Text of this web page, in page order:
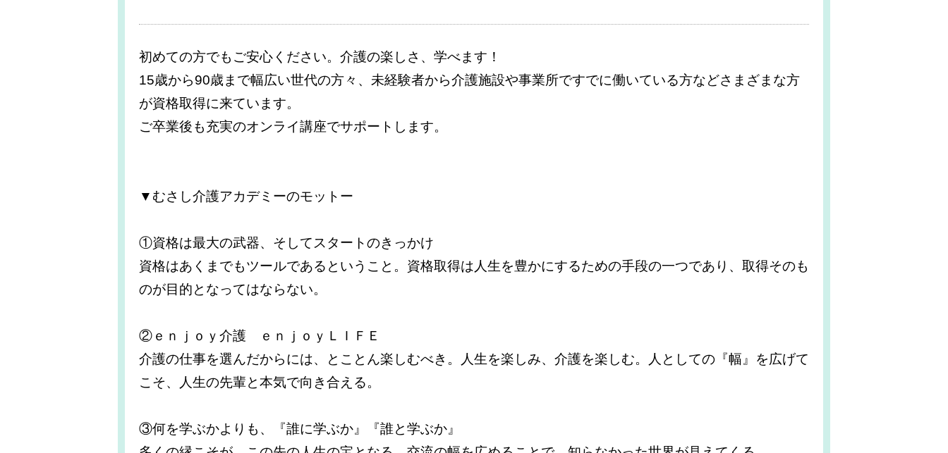
初めての方でもご安心ください。介護の楽しさ、学べます！
15歳から90歳まで幅広い世代の方々、未経験者から介護施設や事業所ですでに働いている方などさまざまな方
が資格取得に来ています。
ご卒業後も充実のオンライ講座でサポートします。
▼むさし介護アカデミーのモットー
①資格は最大の武器、そしてスタートのきっかけ
資格はあくまでもツールであるということ。資格取得は人生を豊かにするための手段の一つであり、取得そのも
のが目的となってはならない。
②ｅｎｊｏｙ介護 ｅｎｊｏｙＬＩＦＥ
介護の仕事を選んだからには、とことん楽しむべき。人生を楽しみ、介護を楽しむ。人としての『幅』を広げて
こそ、人生の先輩と本気で向き合える。
③何を学ぶかよりも、『誰に学ぶか』『誰と学ぶか』